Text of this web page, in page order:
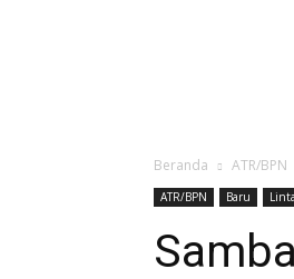
Beranda ATR/BPN
ATR/BPN Baru